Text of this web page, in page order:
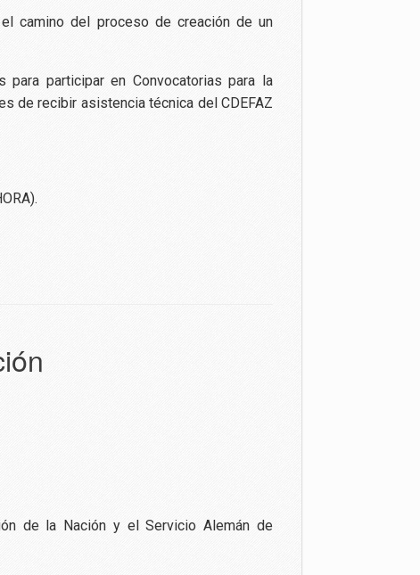
camino del proceso de creación de un
participar en Convocatorias para la
de recibir asistencia técnica del CDEFAZ
de la Nación y el Servicio Alemán de